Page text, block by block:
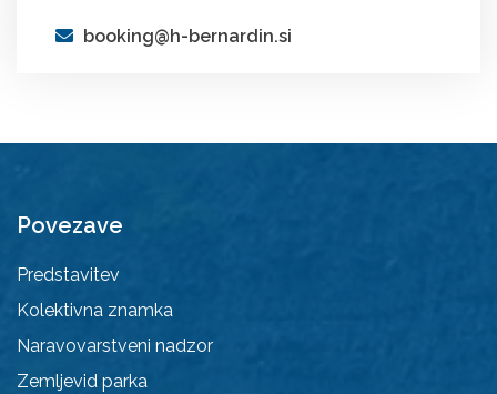
booking@h-bernardin.si
Povezave
Predstavitev
Kolektivna znamka
Naravovarstveni nadzor
Zemljevid parka